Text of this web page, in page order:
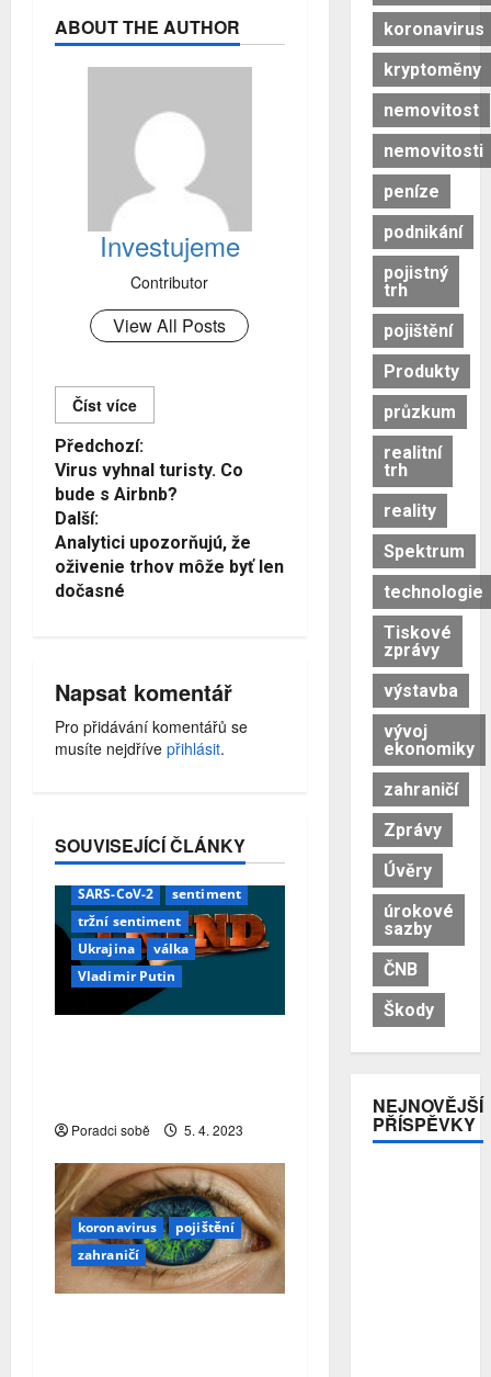
ABOUT THE AUTHOR
Investujeme
Contributor
View All Posts
Číst více
Č
í
s
t
d
e
Předchozí:
Virus vyhnal turisty. Co
bude s Airbnb?
Další:
Analytici upozorňujú, že
oživenie trhov môže byť len
dočasné
Napsat komentář
Pro přidávání komentářů se
musíte nejdříve přihlásit.
SOUVISEJÍCÍ ČLÁNKY
COVID-19
finanční poradci
Miloš Zeman
pandemie
ruská invaze
Rusko
SARS-CoV-2
sentiment
tržní sentiment
Ukrajina
válka
Vladimir Putin
Poradci sobě 5. 4. 2023
koronavirus
pojištění
zahraničí
koronavirus
kryptoměny
nemovitost
nemovitosti
peníze
podnikání
pojistný
trh
pojištění
Produkty
průzkum
realitní
trh
reality
Spektrum
technologie
Tiskové
zprávy
výstavba
vývoj
ekonomiky
zahraničí
Zprávy
Úvěry
úrokové
sazby
ČNB
Škody
NEJNOVĚJŠÍ
PŘÍSPĚVKY